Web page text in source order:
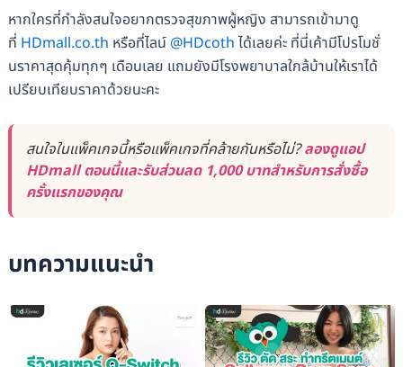
หากใครที่กำลังสนใจอยากตรวจสุขภาพผู้หญิง สามารถเข้ามาดู
ที่ HDmall.co.th หรือที่ไลน์ @HDcoth ได้เลยค่ะ ที่นี่เค้ามีโปรโมชั่
นราคาสุดคุ้มทุกๆ เดือนเลย แถมยังมีโรงพยาบาลใกล้บ้านให้เราได้
เปรียบเทียบราคาด้วยนะคะ
สนใจในแพ็คเกจนี้หรือแพ็คเกจที่คล้ายกันหรือไม่?ลองดูแอป
HDmall ตอนนี้และรับส่วนลด 1,000 บาทสำหรับการสั่งซื้อ
ครั้งแรกของคุณ
บทความแนะนำ